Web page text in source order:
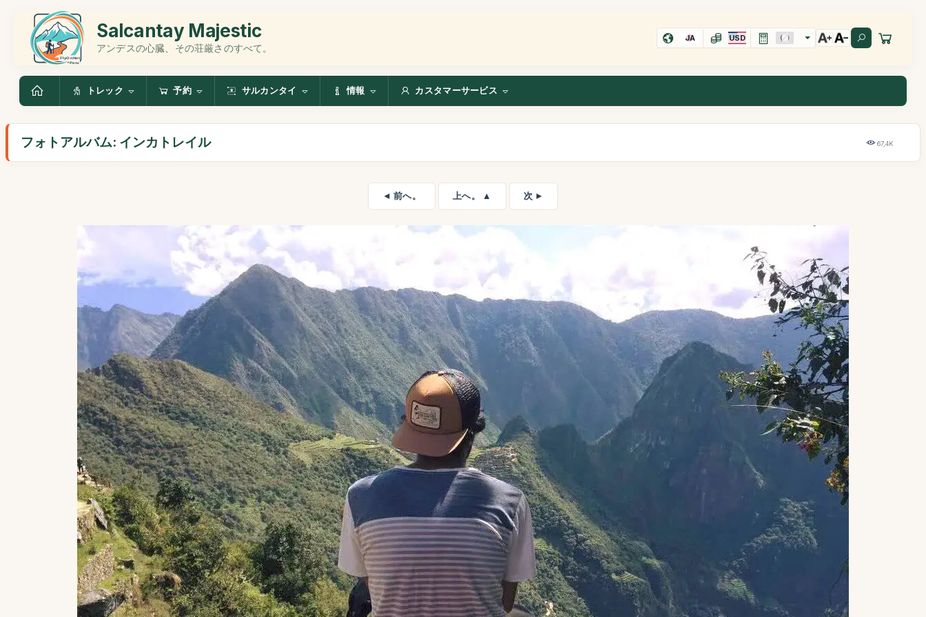
Salcantay Majestic
アンデスの心臓、その荘厳さのすべて。
JA USD
トレック 予約 サルカンタイ 情報 カスタマーサービス
フォトアルバム: インカトレイル 67,4K
◄ 前へ。 上へ。 ▲ 次 ►